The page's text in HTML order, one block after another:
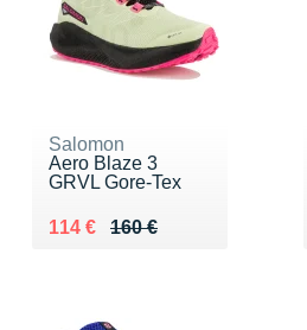
Salomon
Aero Blaze 3
GRVL Gore-Tex
160 €
Au lieu de 160 €
114 €
Vendu 114 €